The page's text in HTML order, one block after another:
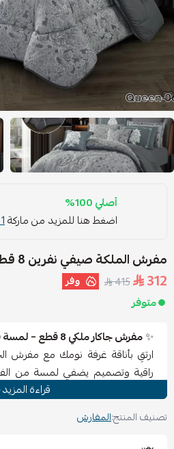
أصلي 100%
اضغط هنا للمزيد من ماركة
مفرش الملكة صيفي نفرين 8 قطع
312
415 وفر
متوفر
✨مفرش جاكار ملكي 8 قطع – لمسة فخامة لغرفة نومك
ارتقِ بأناقة غرفة نومك مع مفرش
راقية وتصميم يضفي لمسة من
خامة ناعمة وفاخرة تجمع بين الجمال
المقاسات:
قراءة المزيد
تصنيف المنتج:المفارش